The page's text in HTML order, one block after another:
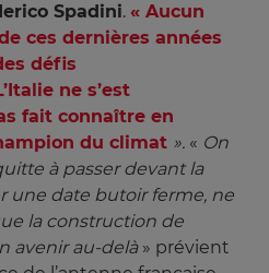
Spadini. « Aucun
ces dernières années
défis
ne s’est
fait connaître en
du climat ». « On
à passer devant la
une date butoir ferme, ne
la construction de
avenir au-delà » prévient